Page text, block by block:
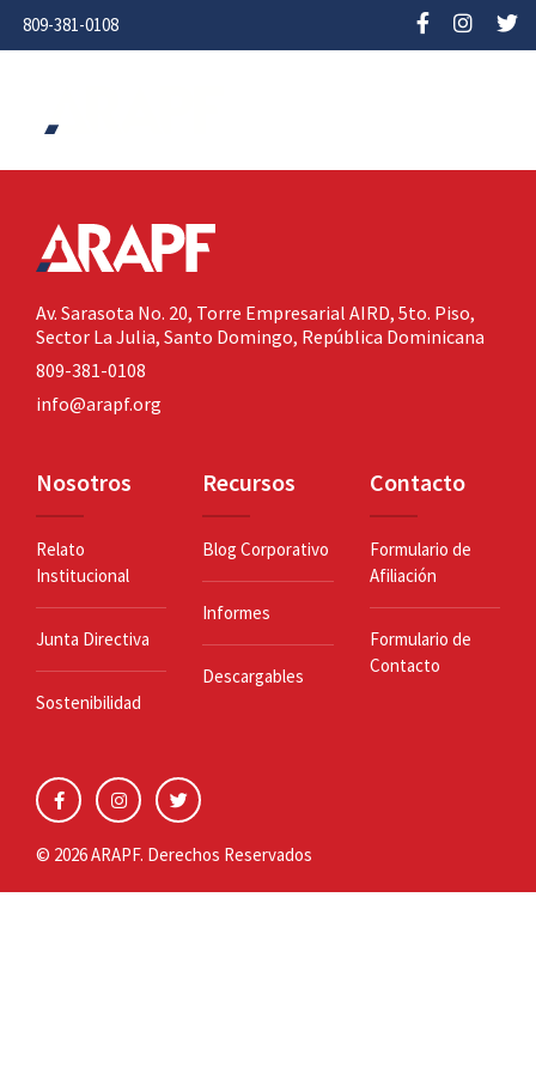
809-381-0108
Av. Sarasota No. 20, Torre Empresarial AIRD, 5to. Piso,
Sector La Julia, Santo Domingo, República Dominicana
809-381-0108
info@arapf.org
Nosotros
Relato
Institucional
Junta Directiva
Sostenibilidad
Recursos
Blog Corporativo
Informes
Descargables
Contacto
Formulario de
Afiliación
Formulario de
Contacto
© 2026 ARAPF. Derechos Reservados